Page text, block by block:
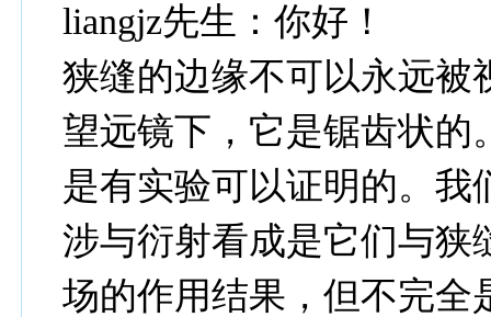
liangjz先生：你好！
狭缝的边缘不可以永远被
望远镜下，它是锯齿状的
是有实验可以证明的。我
涉与衍射看成是它们与狭
场的作用结果，但不完全